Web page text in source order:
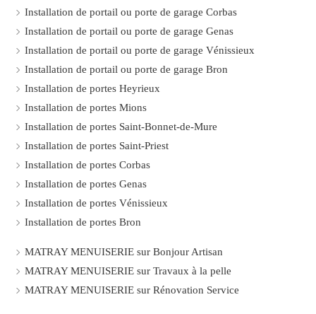
Installation de portail ou porte de garage Corbas
Installation de portail ou porte de garage Genas
Installation de portail ou porte de garage Vénissieux
Installation de portail ou porte de garage Bron
Installation de portes Heyrieux
Installation de portes Mions
Installation de portes Saint-Bonnet-de-Mure
Installation de portes Saint-Priest
Installation de portes Corbas
Installation de portes Genas
Installation de portes Vénissieux
Installation de portes Bron
MATRAY MENUISERIE sur Bonjour Artisan
MATRAY MENUISERIE sur Travaux à la pelle
MATRAY MENUISERIE sur Rénovation Service